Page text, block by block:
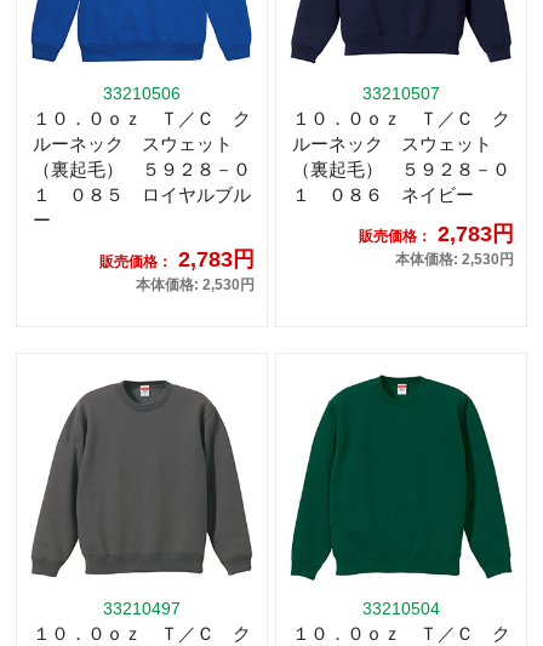
33210506
１０．０ｏｚ Ｔ／Ｃ ク
ルーネック スウェット
（裏起毛） ５９２８－０
１ ０８５ ロイヤルブル
ー
販売価格： 2,783円
本体価格: 2,530円
33210507
１０．０ｏｚ Ｔ／Ｃ ク
ルーネック スウェット
（裏起毛） ５９２８－０
１ ０８６ ネイビー
販売価格： 2,783円
本体価格: 2,530円
33210497
１０．０ｏｚ Ｔ／Ｃ ク
33210504
１０．０ｏｚ Ｔ／Ｃ ク